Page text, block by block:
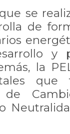
se
de
y
la
que